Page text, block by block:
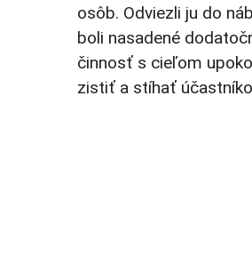
osôb. Odviezli ju do
boli nasadené
činnosť s cieľom
zistiť a stíhať